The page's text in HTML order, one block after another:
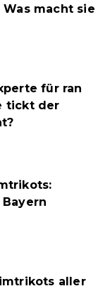
macht sie
für ran
tickt der
aller